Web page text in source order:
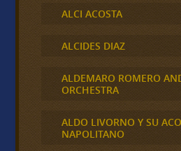
ALCI ACOSTA
ALCIDES DIAZ
ALDEMARO ROMERO
ORCHESTRA
ALDO LIVORNO Y SU
NAPOLITANO